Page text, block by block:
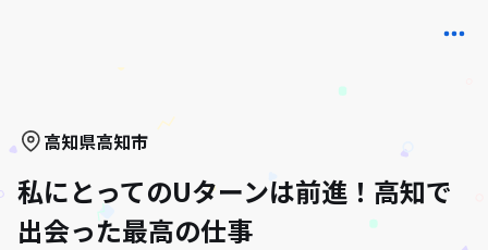
高知県高知市
私にとってのUターンは前進！高知で
出会った最高の仕事